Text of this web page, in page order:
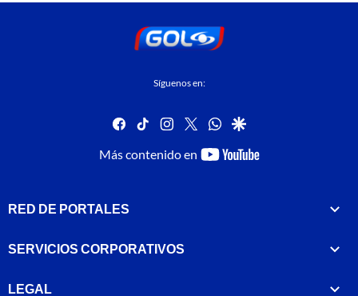
Síguenos en:
facebook
tiktok instagram
twitterwhatsapp
google
Más contenido en
youtube-
RED DE PORTALES
SERVICIOS CORPORATIVOS
LEGAL